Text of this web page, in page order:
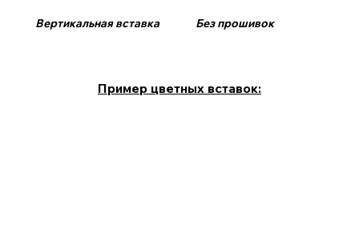
Вертикальная вставка Без прошивок
Пример цветных вставок: